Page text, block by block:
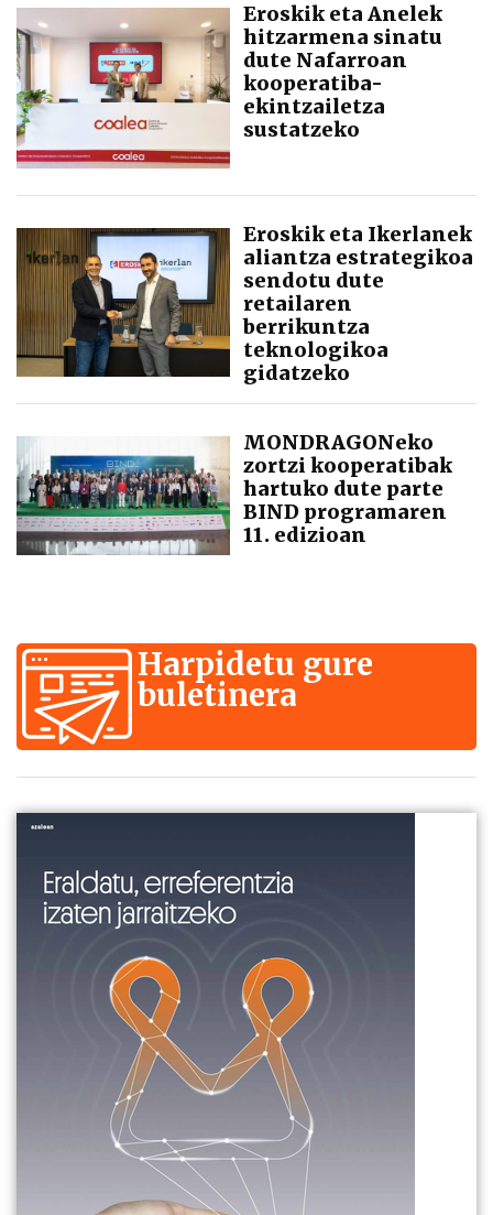
Eroskik eta Anelek
hitzarmena sinatu
dute Nafarroan
kooperatiba-
ekintzailetza
sustatzeko
Eroskik eta Ikerlanek
aliantza estrategikoa
sendotu dute
retailaren
berrikuntza
teknologikoa
gidatzeko
MONDRAGONeko
zortzi kooperatibak
hartuko dute parte
BIND programaren
11. edizioan
Harpidetu gure
buletinera